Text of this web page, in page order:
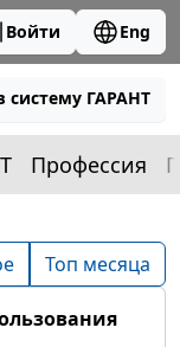
Войти Eng
систему ГАРАНТ
Профессия
Топ месяца